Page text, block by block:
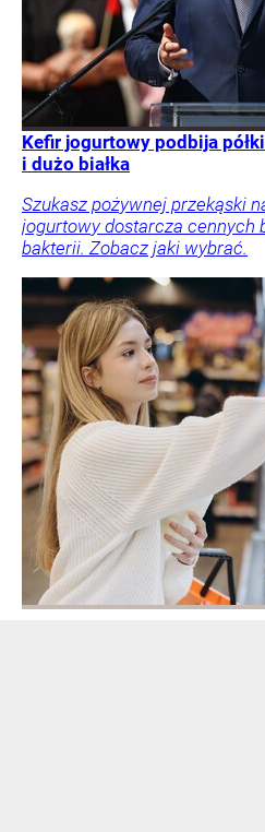
Kefir jogurtowy podbija
i dużo białka
Szukasz pożywnej przekąski
jogurtowy dostarcza cennych
bakterii. Zobacz jaki wybrać.